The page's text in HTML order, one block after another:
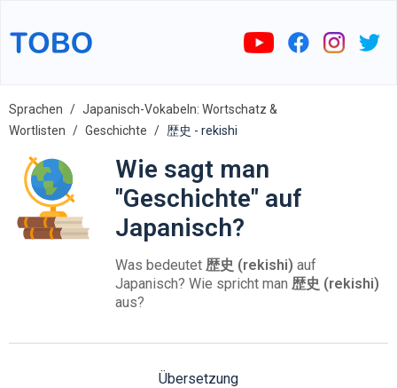
Sprachen
Japanisch-Vokabeln: Wortschatz &
Wortlisten
Geschichte 歴史 - rekishi
Wie sagt man
"Geschichte" auf
Japanisch?
Was bedeutet 歴史 (rekishi) auf
Japanisch? Wie spricht man 歴史 (rekishi)
aus?
Übersetzung